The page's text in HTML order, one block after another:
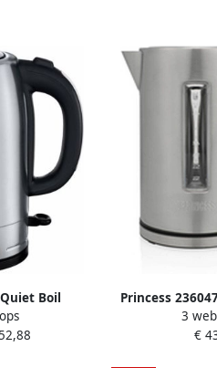
Boil
70
Princess
Waterkoker
Instelbare
3
€